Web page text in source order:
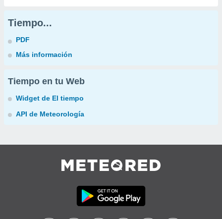
Tiempo...
PDF
Más información
Tiempo en tu Web
Widget de El tiempo
API de Meteorología